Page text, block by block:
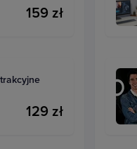
159 zł
129 zł